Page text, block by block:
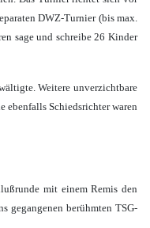
DWZ-Turnier (bis max.
sage und schreibe 26 Kinder
Weitere unverzichtbare
ebenfalls Schiedsrichter waren
mit einem Remis den
gegangenen berühmten TSG-